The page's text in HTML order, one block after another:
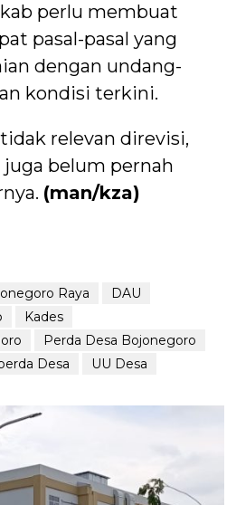
perlu membuat
pasal-pasal yang
dengan undang-
kondisi terkini.
tidak relevan direvisi,
juga belum pernah
(man/kza)
Raya
DAU
Kades
Perda Desa Bojonegoro
Desa UU Desa